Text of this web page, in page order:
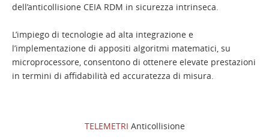
TELEMETRI Anticollisione
dell’anticollisione CEIA RDM in sicurezza intrinseca.
L’impiego di tecnologie ad alta integrazione e
l’implementazione di appositi algoritmi matematici, su
microprocessore, consentono di ottenere elevate prestazioni
in termini di affidabilità ed accuratezza di misura.